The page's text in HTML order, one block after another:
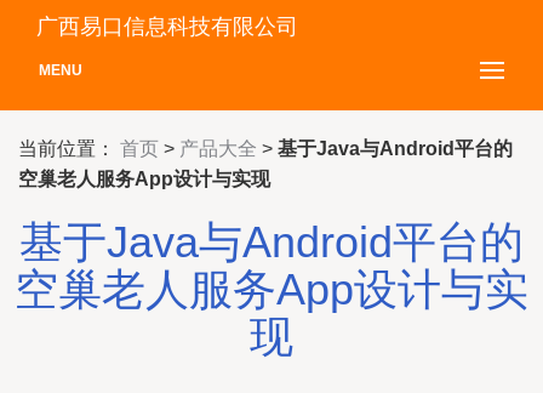
广西易口信息科技有限公司
MENU
当前位置： 首页 > 产品大全 > 基于Java与Android平台的
空巢老人服务App设计与实现
基于Java与Android平台的
空巢老人服务App设计与实
现